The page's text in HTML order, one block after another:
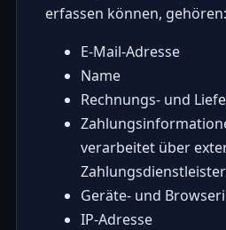
erfassen können, gehören:
E-Mail-Adresse
Name
Rechnungs- und
verarbeitet über
Geräte- und
IP-Adresse